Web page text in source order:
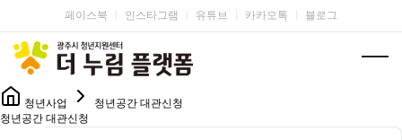
페이스북 인스타그램 유튜브 카카오톡 블로그
청년사업
청년공간 대관신청
청년공간 대관신청